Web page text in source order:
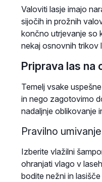
Valoviti lasje imajo
sijočih in prožnih
končno utrjevanje so
nekaj osnovnih trikov
Priprava las na
Temelj vsake
in nego zagotovimo
nadaljnje oblikovanje
Pravilno
Izberite vlažilni
ohranjati vlago v
bodite nežni in